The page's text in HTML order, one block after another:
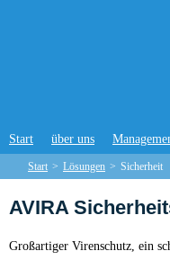
Start über uns
Start > Lösungen > Sicherheit
AVIRA
Großartiger Virenschutz, ein